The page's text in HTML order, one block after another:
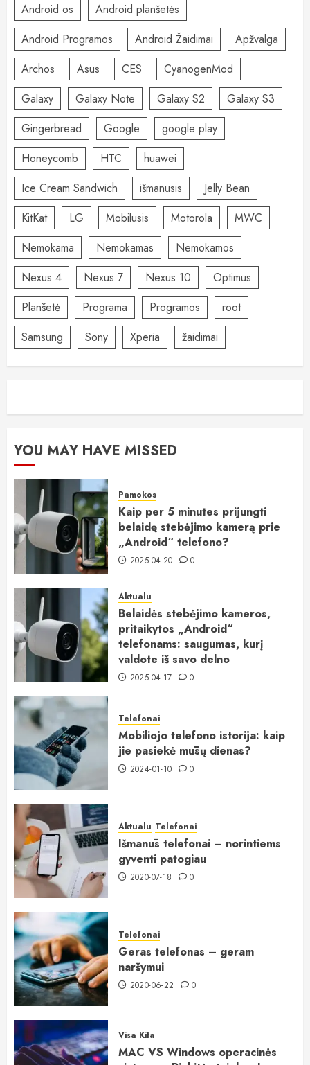
Android os
Android planšetės
Android Programos
Android Žaidimai
Apžvalga
Archos
Asus CES
CyanogenMod
Galaxy
Galaxy Note Galaxy S2
Galaxy S3
Gingerbread
Google
google play
Honeycomb
HTC
huawei
Ice Cream Sandwich
išmanusis
Jelly Bean
KitKat
LG Mobilusis Motorola
MWC
Nemokama
Nemokamas
Nemokamos
Nexus 4
Nexus 7 Nexus 10
Optimus
Planšetė
Programa Programos
root
Samsung
Sony Xperia žaidimai
YOU MAY HAVE MISSED
Pamokos
Kaip per 5 minutes prijungti
belaidę stebėjimo kamerą prie
„Android“ telefono?
2025-04-20 0
Aktualu
Belaidės stebėjimo kameros,
pritaikytos „Android“
telefonams: saugumas, kurį
valdote iš savo delno
2025-04-17 0
Telefonai
Mobiliojo telefono istorija: kaip
jie pasiekė mūsų dienas?
2024-01-10 0
Aktualu Telefonai
Išmanūs telefonai – norintiems
gyventi patogiau
2020-07-18 0
Telefonai
Geras telefonas – geram
naršymui
2020-06-22 0
Visa Kita
MAC VS Windows operacinės